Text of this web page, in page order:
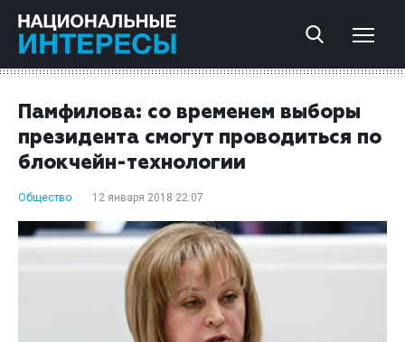
Памфилова: со временем выборы
президента смогут проводиться по
блокчейн-технологии
Общество 12 января 2018 22:07